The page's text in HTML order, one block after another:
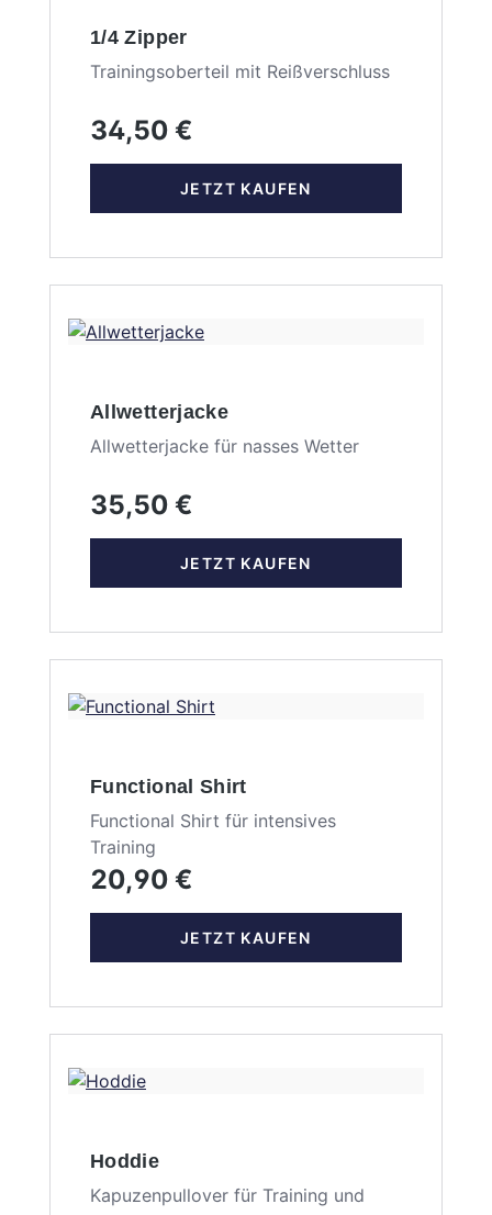
1/4 Zipper
Trainingsoberteil mit Reißverschluss
34,50 €
JETZT KAUFEN
Allwetterjacke
Allwetterjacke für nasses Wetter
35,50 €
JETZT KAUFEN
Functional Shirt
Functional Shirt für intensives
Training
20,90 €
JETZT KAUFEN
Hoddie
Kapuzenpullover für Training und